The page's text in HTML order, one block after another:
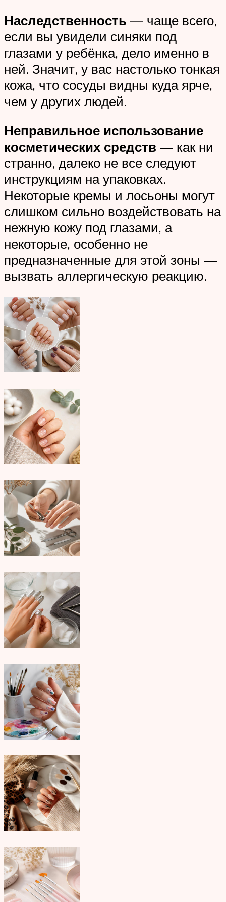
Наследственность — чаще всего,
если вы увидели синяки под
глазами у ребёнка, дело именно в
ней. Значит, у вас настолько тонкая
кожа, что сосуды видны куда ярче,
чем у других людей.
Неправильное использование
косметических средств — как ни
странно, далеко не все следуют
инструкциям на упаковках.
Некоторые кремы и лосьоны могут
слишком сильно воздействовать на
нежную кожу под глазами, а
некоторые, особенно не
предназначенные для этой зоны —
вызвать аллергическую реакцию.